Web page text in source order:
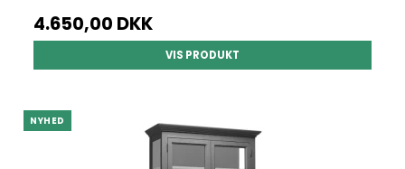
4.650,00 DKK
VIS PRODUKT
NYHED